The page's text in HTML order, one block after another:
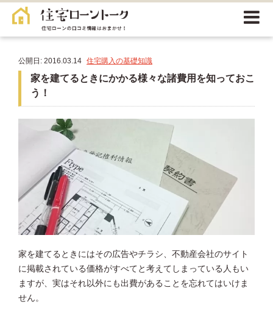
公開日: 2016.03.14 住宅購入の基礎知識
家を建てるときにかかる様々な諸費用を知っておこ
う！
家を建てるときにはその広告やチラシ、不動産会社のサイト
に掲載されている価格がすべてと考えてしまっている人もい
ますが、実はそれ以外にも出費があることを忘れてはいけま
せん。